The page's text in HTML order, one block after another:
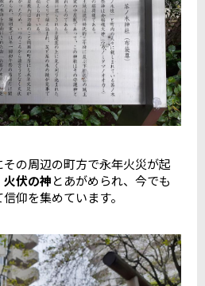
の周辺の町方で永年火災が起
火伏の神とあがめられ、今でも
信仰を集めています。